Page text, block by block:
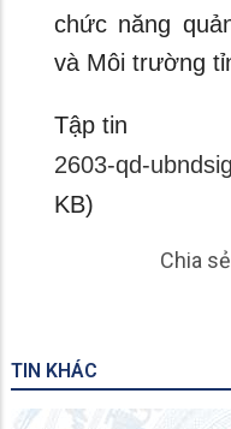
chức năng
và Môi trường
Tập tin
2603-qd-
KB)
Chia sẻ
TIN KHÁC